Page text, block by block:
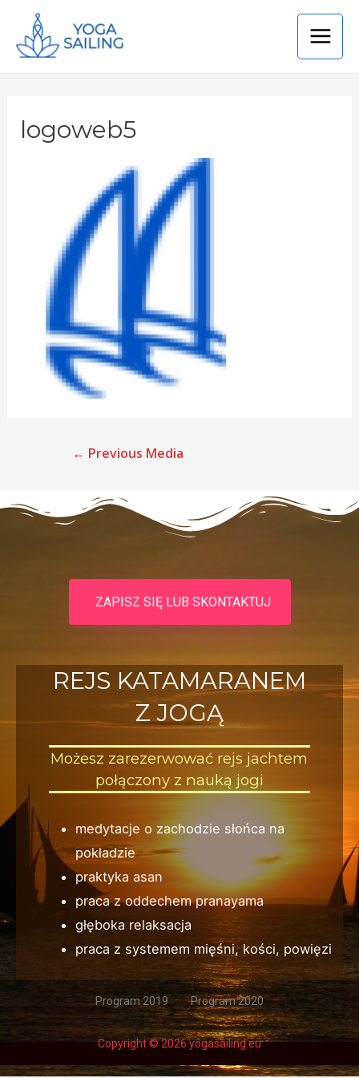
logoweb5
← Previous Media
REJS KATAMARANEM
Z JOGĄ
Możesz zarezerwować rejs jachtem
połączony z nauką jogi
medytacje o zachodzie słońca na
pokładzie
praktyka asan
praca z oddechem pranayama
głęboka relaksacja
praca z systemem mięśni, kości, powięzi
ZAPISZ SIĘ LUB SKONTAKTUJ
Copyright © 2026 yogasailing.eu
Program 2019 Program 2020